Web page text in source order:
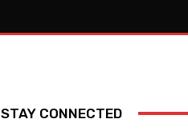
STAY CONNECTED